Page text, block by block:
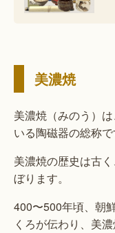
美濃焼
美濃焼（みのう）
いる陶磁器の総称で
美濃焼の歴史は古
ぼります。
400〜500年頃、朝
くろが伝わり、美